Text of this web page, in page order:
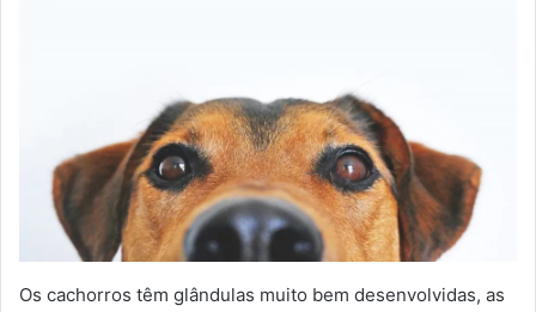
Os cachorros têm glândulas muito bem desenvolvidas, as